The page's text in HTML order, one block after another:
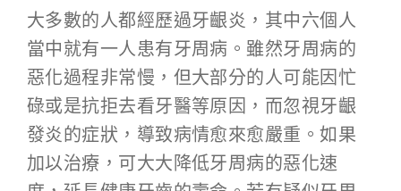
大多數的人都經歷過牙齦炎，其中六個人
當中就有一人患有牙周病。雖然牙周病的
惡化過程非常慢，但大部分的人可能因忙
碌或是抗拒去看牙醫等原因，而忽視牙齦
發炎的症狀，導致病情愈來愈嚴重。如果
加以治療，可大大降低牙周病的惡化速